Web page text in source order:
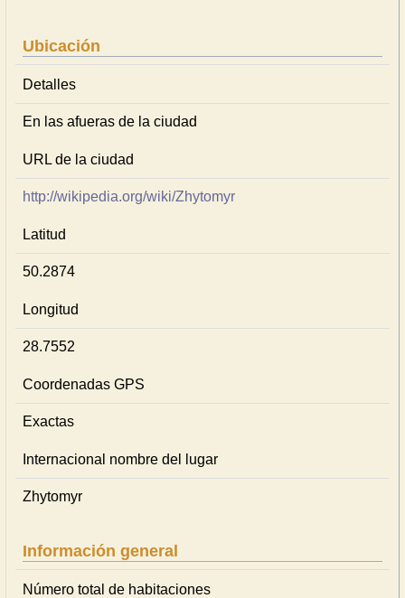
Ubicación
Detalles
En las afueras de la ciudad
URL de la ciudad
http://wikipedia.org/wiki/Zhytomyr
Latitud
50.2874
Longitud
28.7552
Coordenadas GPS
Exactas
Internacional nombre del lugar
Zhytomyr
Información general
Número total de habitaciones